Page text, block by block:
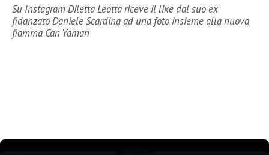
Su Instagram Diletta Leotta riceve il like dal suo ex
fidanzato Daniele Scardina ad una foto insieme alla nuova
fiamma Can Yaman